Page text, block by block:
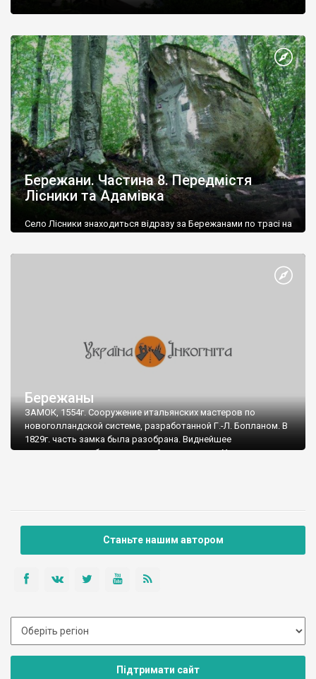
Бережани. Частина 8. Передмістя
Лісники та Адамівка
Село Лісники знаходиться відразу за Бережанами по трасі на
Бережаны
ЗАМОК, 1554г. Сооружение итальянских мастеров по
новоголландской системе, разработанной Г.-Л. Бопланом. В
1829г. часть замка была разобрана. Виднейшее
произведение оборонительной архитектуры Украины эпохи
Станьте нашим автором
Підтримати сайт